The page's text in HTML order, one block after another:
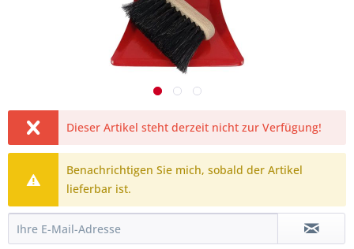
Dieser Artikel steht derzeit nicht zur Verfügung!
Benachrichtigen Sie mich, sobald der Artikel
lieferbar ist.